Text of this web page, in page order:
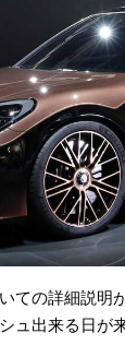
ての詳細説明
ュ出来る日が